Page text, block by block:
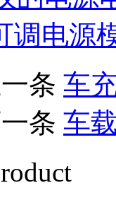
调电源
一条 车
条 车